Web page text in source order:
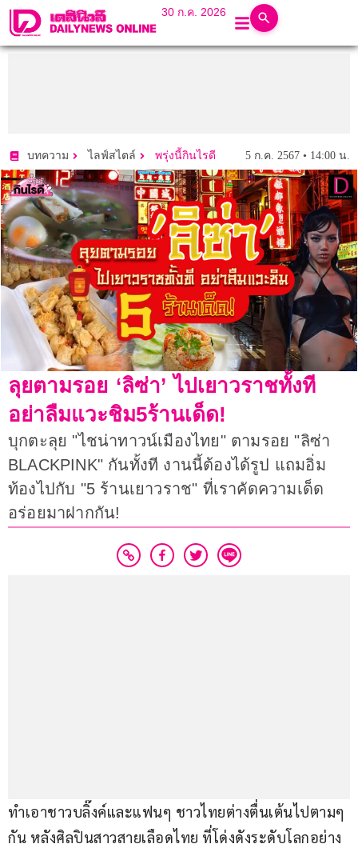
30 ก.ค. 2026
บทความ ไลฟ์สไตล์ พรุ่งนี้กินไรดี 5 ก.ค. 2567 • 14:00 น.
ลุยตามรอย ‘ลิซ่า’ ไปเยาวราชทั้งที
อย่าลืมแวะชิม5ร้านเด็ด!
บุกตะลุย "ไชน่าทาวน์เมืองไทย" ตามรอย "ลิซ่า
BLACKPINK" กันทั้งที งานนี้ต้องได้รูป แถมอิ่ม
ท้องไปกับ "5 ร้านเยาวราช" ที่เราคัดความเด็ด
อร่อยมาฝากกัน!
ทำเอาชาวบลิ๊งค์และแฟนๆ ชาวไทยต่างตื่นเต้นไปตามๆ
กัน หลังศิลปินสาวสายเลือดไทย ที่โด่งดังระดับโลกอย่าง